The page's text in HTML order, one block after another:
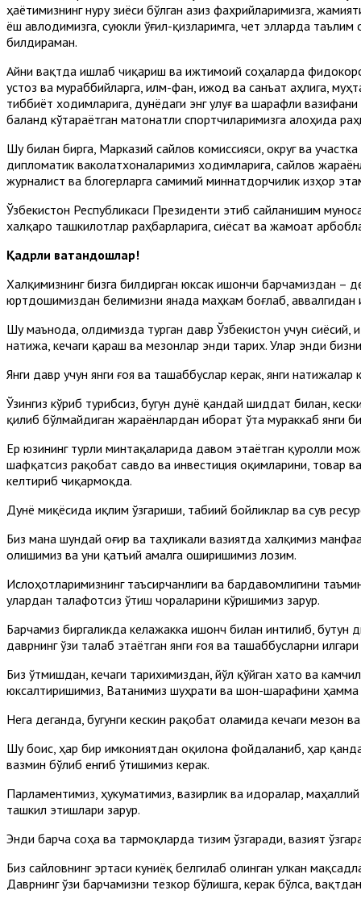
ҳаётимизнинг нуру зиёси бўлган азиз фахрийларимизга,
ёш авлодимизга, суюкли ўғил-қизларимга, чет элларда
билдираман.
Айни вақтда ишлаб чиқариш ва ижтимоий соҳаларда
устоз ва мураббийларга, илм-фан, ижод ва санъат аҳлига,
тиббиёт ходимларига, дунёдаги энг улуғ ва шарафли
баланд кўтараётган матонатли спортчиларимизга алоҳида
Шу билан бирга, Марказий сайлов комиссияси, округ ва
дипломатик ваколатхоналаримиз ходимларига, сайлов
журналист ва блогерларга самимий миннатдорчилик изҳор
Ўзбекистон Республикаси Президенти этиб сайланишим
халқаро ташкилотлар раҳбарларига, сиёсат ва жамоат
Қадрли ватандошлар!
Халқимизнинг бизга билдирган юксак ишончи барчамиздан –
юртдошимиздан белимизни янада маҳкам боғлаб,
Шу маънода, олдимизда турган давр Ўзбекистон учун
натижа, кечаги қараш ва мезонлар энди тарих. Улар энди
Янги давр учун янги ғоя ва ташаббуслар керак, янги
Ўзингиз кўриб турибсиз, бугун дунё қандай шиддат билан,
қилиб бўлмайдиган жараёнлардан иборат ўта мураккаб янги
Ер юзининг турли минтақаларида давом этаётган қуролли
шафқатсиз рақобат савдо ва инвестиция оқимларини, товар
келтириб чиқармоқда.
Дунё миқёсида иқлим ўзгариши, табиий бойликлар ва сув
Биз мана шундай оғир ва таҳликали вазиятда халқимиз
олишимиз ва уни қатъий амалга оширишимиз лозим.
Ислоҳотларимизнинг таъсирчанлиги ва бардавомлигини
улардан талафотсиз ўтиш чораларини кўришимиз зарур.
Барчамиз биргаликда келажакка ишонч билан интилиб, бутун
даврнинг ўзи талаб этаётган янги ғоя ва ташаббусларни
Биз ўтмишдан, кечаги тарихимиздан, йўл қўйган хато ва
юксалтиришимиз, Ватанимиз шуҳрати ва шон-шарафини
Нега деганда, бугунги кескин рақобат оламида кечаги мезон
Шу боис, ҳар бир имкониятдан оқилона фойдаланиб, ҳар
вазмин бўлиб енгиб ўтишимиз керак.
Парламентимиз, ҳукуматимиз, вазирлик ва идоралар,
ташкил этишлари зарур.
Энди барча соҳа ва тармоқларда тизим ўзгаради, вазият
Биз сайловнинг эртаси куниёқ белгилаб олинган улкан
Даврнинг ўзи барчамизни тезкор бўлишга, керак бўлса,